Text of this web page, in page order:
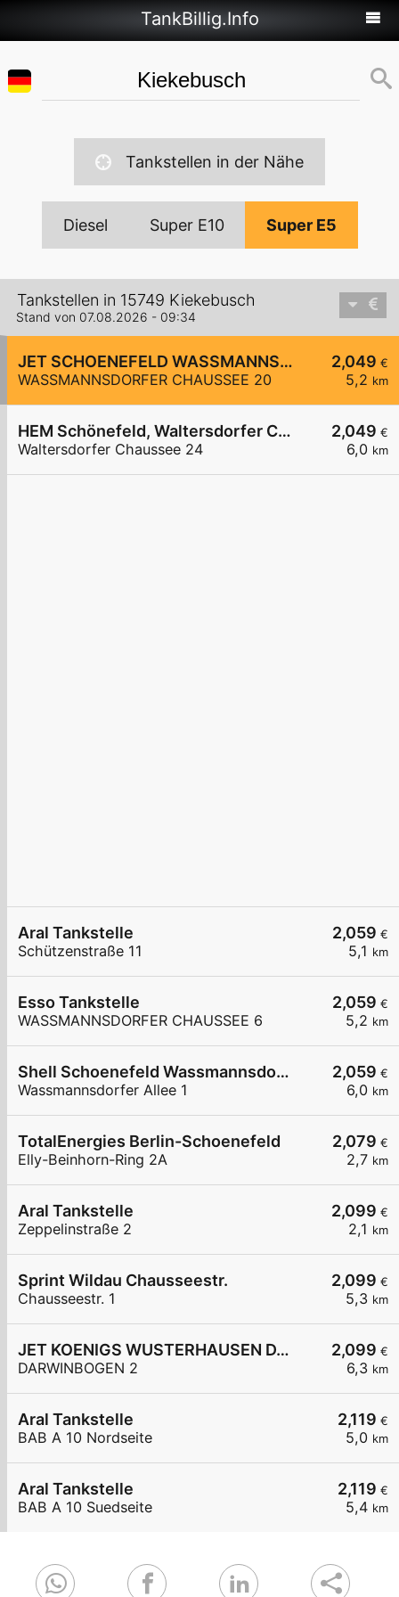
TankBillig.Info
Tankstellen in der Nähe
Diesel Super E10 Super E5
Tankstellen in 15749 Kiekebusch
Stand von 07.08.2026 - 09:34
2,049 €
5,2 km
JET SCHOENEFELD WASSMANNSDORFER CHAUSSEE 20
WASSMANNSDORFER CHAUSSEE 20
2,049 €
6,0 km
HEM Schönefeld, Waltersdorfer Chaussee
Waltersdorfer Chaussee 24
2,059 €
5,1 km
Aral Tankstelle
Schützenstraße 11
2,059 €
5,2 km
Esso Tankstelle
WASSMANNSDORFER CHAUSSEE 6
2,059 €
6,0 km
Shell Schoenefeld Wassmannsdorfer Allee 1
Wassmannsdorfer Allee 1
2,079 €
2,7 km
TotalEnergies Berlin-Schoenefeld
Elly-Beinhorn-Ring 2A
2,099 €
2,1 km
Aral Tankstelle
Zeppelinstraße 2
2,099 €
5,3 km
Sprint Wildau Chausseestr.
Chausseestr. 1
2,099 €
6,3 km
JET KOENIGS WUSTERHAUSEN DARWINBOGEN 2
DARWINBOGEN 2
2,119 €
5,0 km
Aral Tankstelle
BAB A 10 Nordseite
2,119 €
5,4 km
Aral Tankstelle
BAB A 10 Suedseite